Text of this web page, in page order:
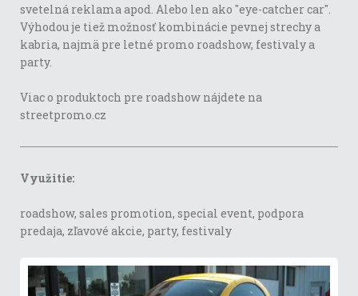
svetelná reklama apod. Alebo len ako "eye-catcher car".
Výhodou je tiež možnosť kombinácie pevnej strechy a
kabria, najmä pre letné promo roadshow, festivaly a
party.
Viac o produktoch pre roadshow nájdete na
streetpromo.cz
Využitie:
roadshow, sales promotion, special event, podpora
predaja, zľavové akcie, party, festivaly